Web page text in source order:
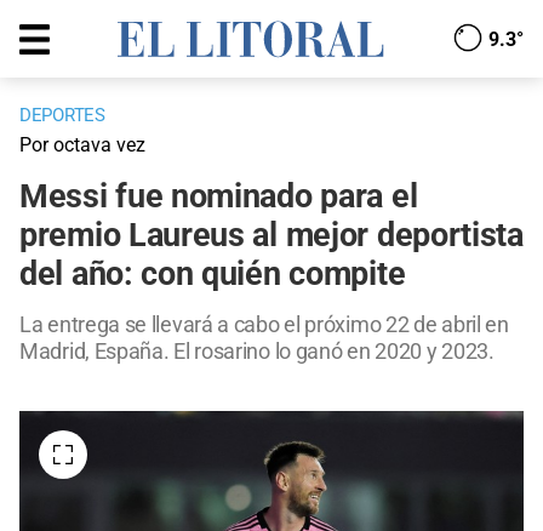
9.3°
DEPORTES
Por octava vez
Messi fue nominado para el
premio Laureus al mejor deportista
del año: con quién compite
La entrega se llevará a cabo el próximo 22 de abril en
Madrid, España. El rosarino lo ganó en 2020 y 2023.